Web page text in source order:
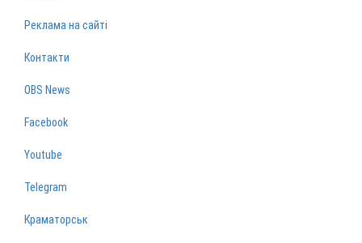
Реклама на сайті
Контакти
OBS News
Facebook
Youtube
Telegram
Краматорськ